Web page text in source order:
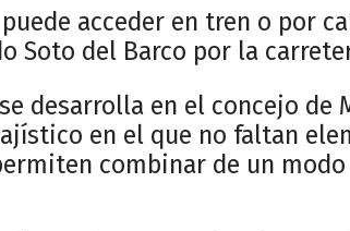
acceder en tren o por
Soto del Barco por la
desarrolla en el concejo de
en el que no faltan
combinar de un